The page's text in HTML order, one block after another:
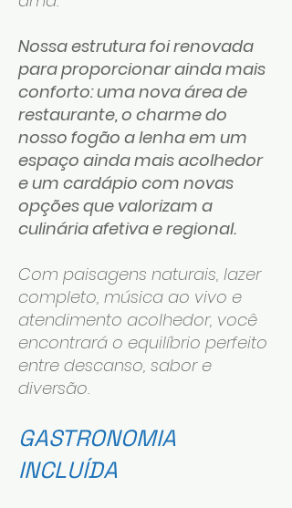
Nossa estrutura foi renovada
para proporcionar ainda mais
conforto: uma nova área de
restaurante, o charme do
nosso fogão a lenha em um
espaço ainda mais acolhedor
e um cardápio com novas
opções que valorizam a
culinária afetiva e regional.
Com paisagens naturais, lazer
completo, música ao vivo e
atendimento acolhedor, você
encontrará o equilíbrio perfeito
entre descanso, sabor e
diversão.
GASTRONOMIA
INCLUÍDA